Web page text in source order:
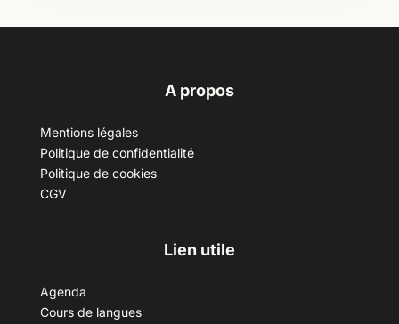
A propos
Mentions légales
Politique de confidentialité
Politique de cookies
CGV
Lien utile
Agenda
Cours de langues